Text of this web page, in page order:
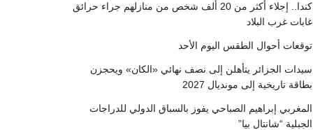
كندا.. إجلاء أكثر من 20 ألف شخص من منازلهم جراء حرائق
غابات غرب البلاد
توقعات أحوال الطقس اليوم الأحد
سيدات الجزائر يتأهلن إلى نصف نهائي «الكان» ويحجزن
بطاقة تاريخية إلى مونديال 2027
المغربي إبراهيم الصباحي يفوز بالسباق الدولي للدراجات
الجبلية “شانتال بيا”